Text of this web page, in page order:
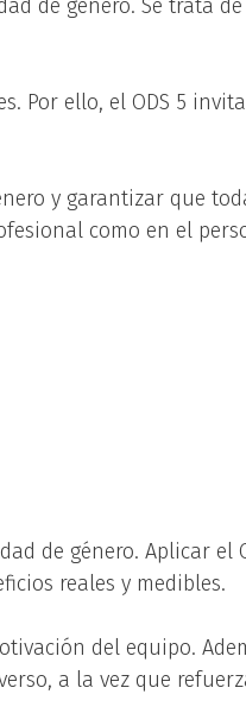
de género. Se trata
Por ello, el ODS 5
y garantizar que
como en el
de género. Aplicar el
reales y medibles.
del equipo.
a la vez que